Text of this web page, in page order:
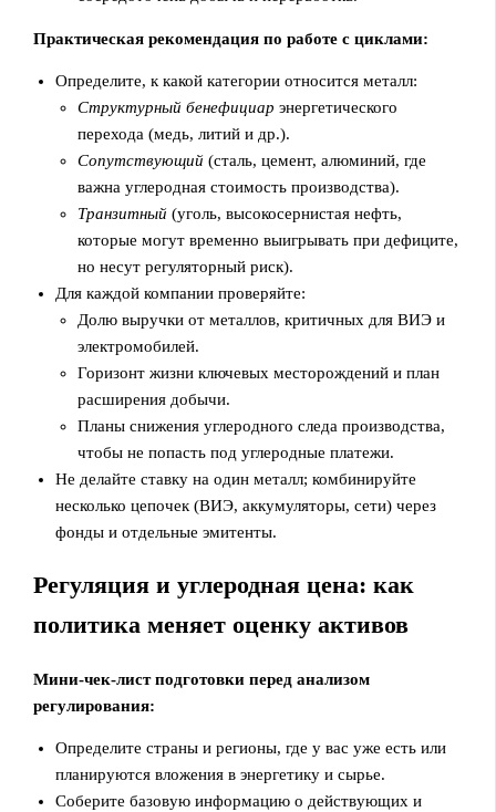
Практическая рекомендация по работе с циклами:
Определите, к какой категории относится металл:
Структурный бенефициар энергетического
перехода (медь, литий и др.).
Сопутствующий (сталь, цемент, алюминий, где
важна углеродная стоимость производства).
Транзитный (уголь, высокосернистая нефть,
которые могут временно выигрывать при дефиците,
но несут регуляторный риск).
Для каждой компании проверяйте:
Долю выручки от металлов, критичных для ВИЭ и
электромобилей.
Горизонт жизни ключевых месторождений и план
расширения добычи.
Планы снижения углеродного следа производства,
чтобы не попасть под углеродные платежи.
Не делайте ставку на один металл; комбинируйте
несколько цепочек (ВИЭ, аккумуляторы, сети) через
фонды и отдельные эмитенты.
Регуляция и углеродная цена: как
политика меняет оценку активов
Мини-чек-лист подготовки перед анализом
регулирования:
Определите страны и регионы, где у вас уже есть или
планируются вложения в энергетику и сырье.
Соберите базовую информацию о действующих и